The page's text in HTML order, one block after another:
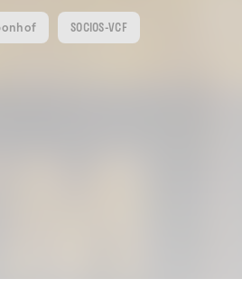
SOCIOS-VCF